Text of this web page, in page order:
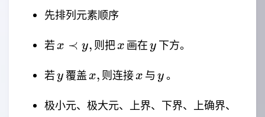
先排列元素顺序
若 x
y,
x ≺ y, 则把x
x 画在y
y 下方。
若y
y覆盖 x,
x, 则连接x
x 与 y
y 。
极小元、极大元、上界、下界、上确界、